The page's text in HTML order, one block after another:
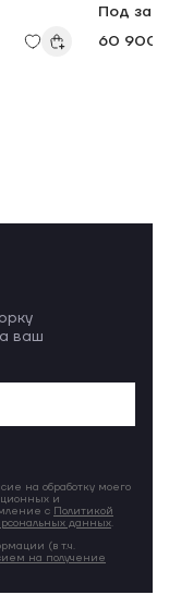
Под
60 900
ваш
на обработку моего
и
с Политикой
данных.
(в т.ч.
на получение